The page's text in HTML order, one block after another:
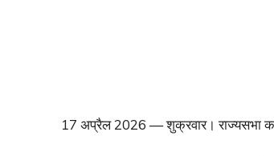
17 अप्रैल 2026 — शुक्रवार। राज्यसभा का